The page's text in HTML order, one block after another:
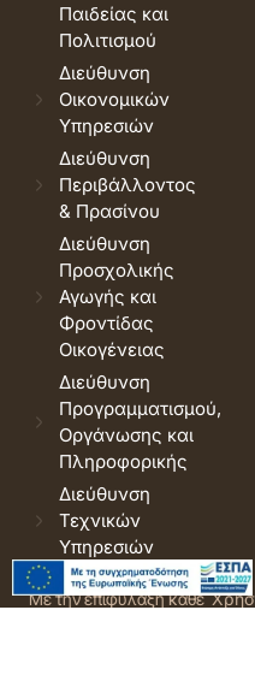
Παιδείας και
Πολιτισμού
Διεύθυνση
Οικονομικών
Υπηρεσιών
Διεύθυνση
Περιβάλλοντος
& Πρασίνου
Διεύθυνση
Προσχολικής
Αγωγής και
Φροντίδας
Οικογένειας
Διεύθυνση
Προγραμματισμού,
Οργάνωσης και
Πληροφορικής
Διεύθυνση
Τεχνικών
Υπηρεσιών
© 2026 Δήμος Δράμας.
Με την επιφύλαξη κάθε
Όροι